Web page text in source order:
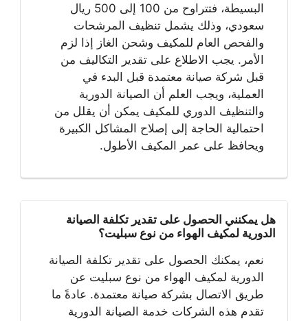
البسيطة، فتتراوح من 100 إلى 500 ريال
سعودي، وذلك يشمل تنظيف المرشحات
والفحص العام للمكيف وشحن الغاز إذا لزم
الأمر. يجب الاطلاع على تقدير التكاليف من
قبل شركة صيانة معتمدة قبل البدء في
العملية، ويجب العلم أن الصيانة الدورية
والتنظيف الدوري للمكيف يمكن أن يقلل من
احتمالية الحاجة إلى إصلاح المشاكل الكبيرة
ويحافظ على عمر المكيف الأطول.
هل يمكنني الحصول على تقدير تكلفة الصيانة
الدورية لمكيف الهواء من نوع سبليت؟
نعم، يمكنك الحصول على تقدير تكلفة الصيانة
الدورية لمكيف الهواء من نوع سبليت عن
طريق الاتصال بشركة صيانة معتمدة. عادةً ما
تقدم هذه الشركات خدمة الصيانة الدورية